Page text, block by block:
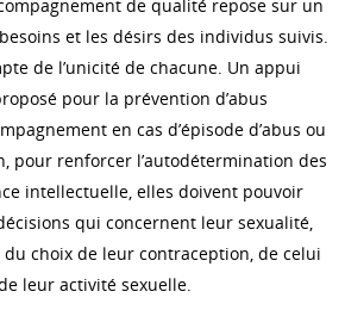
de qualité repose sur un
et les désirs des individus suivis.
de l’unicité de chacune. Un appui
pour la prévention d’abus
en cas d’épisode d’abus ou
pour renforcer l’autodétermination des
intellectuelle, elles doivent pouvoir
qui concernent leur sexualité,
choix de leur contraception, de celui
leur activité sexuelle.